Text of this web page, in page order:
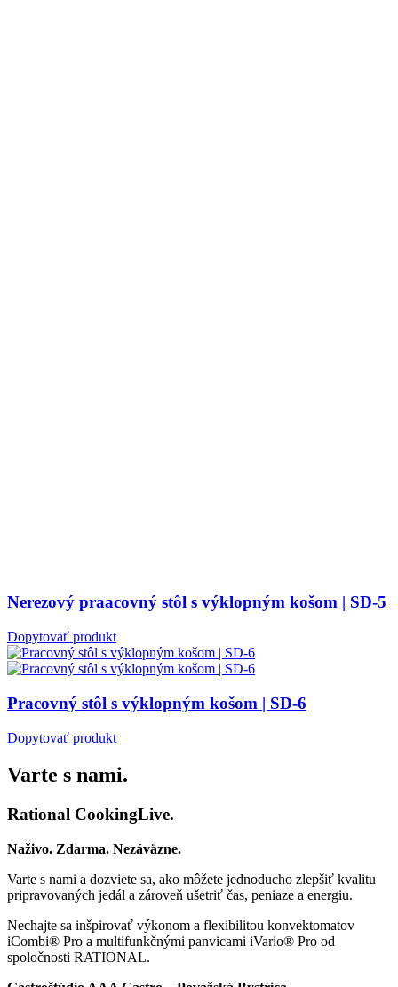
Nerezový praacovný stôl s výklopným košom | SD-5
Dopytovať produkt
Pracovný stôl s výklopným košom | SD-6
Dopytovať produkt
Varte s nami.
Rational CookingLive​.
Naživo. Zdarma. Nezáväzne.
Varte s nami a dozviete sa, ako môžete jednoducho zlepšiť kvalitu
pripravovaných jedál a zároveň ušetriť čas, peniaze a energiu.
Nechajte sa inšpirovať výkonom a flexibilitou konvektomatov
iCombi® Pro a multifunkčnými panvicami iVario® Pro od
spoločnosti RATIONAL.